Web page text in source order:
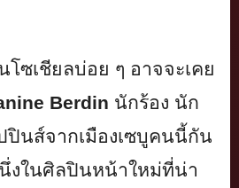
โซเชียลบ่อย ๆ อาจจะเคย
Berdin นักร้อง นัก
ปินส์จากเมืองเซบูคนนี้กัน
งในศิลปินหน้าใหม่ที่น่า